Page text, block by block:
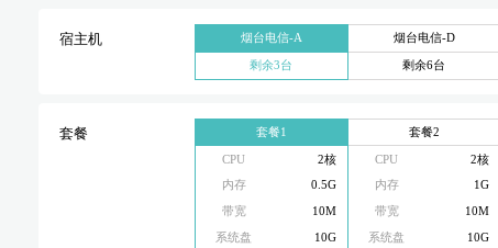
宿主机 烟台电信-A
剩余3台
烟台电信-D
剩余6台
套餐 套餐1
CPU
2核
内存
0.5G
带宽
10M
系统盘
10G
套餐2
CPU
2核
内存
1G
带宽
10M
系统盘
10G